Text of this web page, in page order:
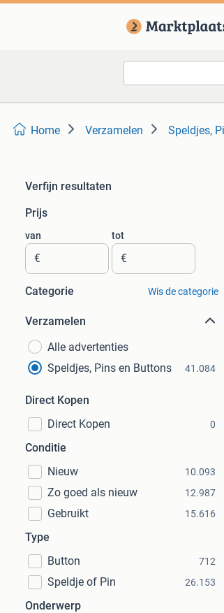
Home Verzamelen Speldjes,
Verfijn resultaten
Prijs
van
€
tot
€
Categorie Wis de categorie
Verzamelen
Alle advertenties
Speldjes, Pins en Buttons
41.084
Direct Kopen
Direct Kopen
0
Conditie
Nieuw
10.093
Zo goed als nieuw 12.987
Gebruikt 15.616
Type
Button
712
Speldje of Pin 26.153
Onderwerp